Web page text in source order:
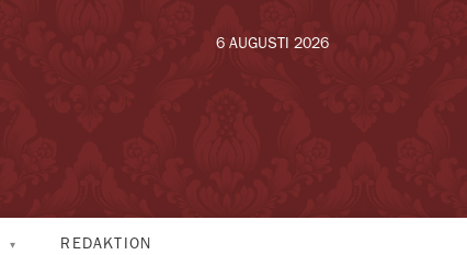
6 AUGUSTI 2026
REDAKTION